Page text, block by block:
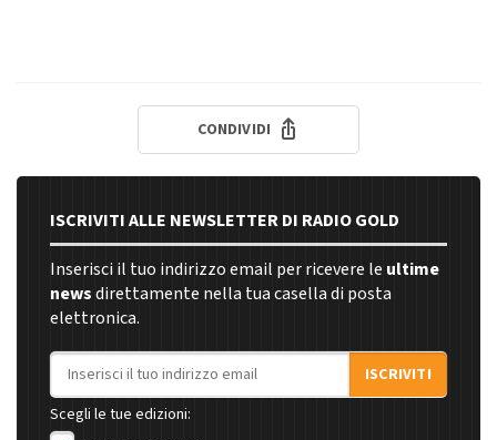
CONDIVIDI
ISCRIVITI ALLE NEWSLETTER DI RADIO GOLD
Inserisci il tuo indirizzo email per ricevere le ultime
newsdirettamente nella tua casella di posta
elettronica.
Indirizzo email
ISCRIVITI
Scegli le tue edizioni: